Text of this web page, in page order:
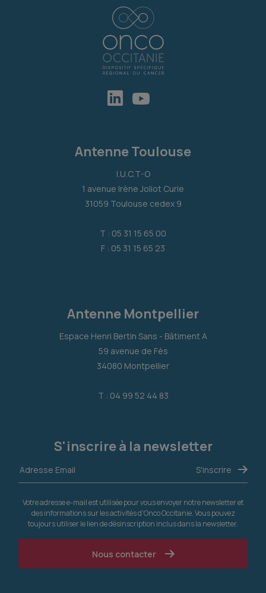
Antenne Toulouse
I.U.C.T-O
1 avenue Irène Joliot Curie
31059 Toulouse cedex 9
T : 05 31 15 65 00
F : 05 31 15 65 23
Antenne Montpellier
Espace Henri Bertin Sans - Bâtiment A
59 avenue de Fès
34080 Montpellier
T : 04 99 52 44 83
S'inscrire à la newsletter
Votre adresse e-mail est utilisée pour vous envoyer notre newsletter et
des informations sur les activités d'Onco Occitanie. Vous pouvez
toujours utiliser le lien de désinscription inclus dans la newsletter.
Nous contacter